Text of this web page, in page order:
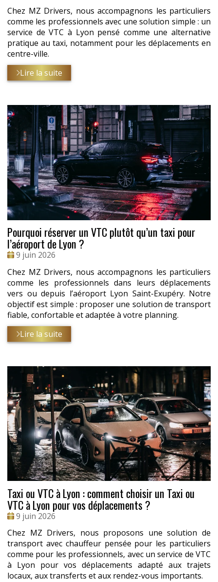
Chez MZ Drivers, nous accompagnons les particuliers
comme les professionnels avec une solution simple : un
service de VTC à Lyon pensé comme une alternative
pratique au taxi, notamment pour les déplacements en
centre-ville.
Lire la suite
Pourquoi réserver un VTC plutôt qu’un taxi pour
l’aéroport de Lyon ?
Date
9 juin 2026
Chez MZ Drivers, nous accompagnons les particuliers
comme les professionnels dans leurs déplacements
vers ou depuis l’aéroport Lyon Saint-Exupéry. Notre
objectif est simple : proposer une solution de transport
fiable, confortable et adaptée à votre planning.
Lire la suite
Taxi ou VTC à Lyon : comment choisir un Taxi ou
VTC à Lyon pour vos déplacements ?
Date
9 juin 2026
Chez MZ Drivers, nous proposons une solution de
transport avec chauffeur pensée pour les particuliers
comme pour les professionnels, avec un service de VTC
à Lyon pour vos déplacements adapté aux trajets
locaux, aux transferts et aux rendez-vous importants.